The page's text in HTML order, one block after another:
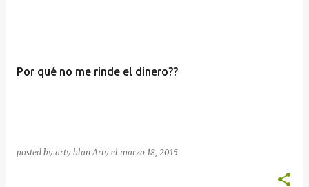
Por qué no me rinde el dinero??
posted by arty blanArty el marzo 18, 2015